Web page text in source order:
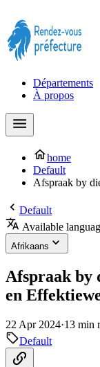
Départements
À propos
home
Default
Afspraak by
Default
Available
Afrikaans
Afspraak by
en
22 Apr 2024·13 min
Default